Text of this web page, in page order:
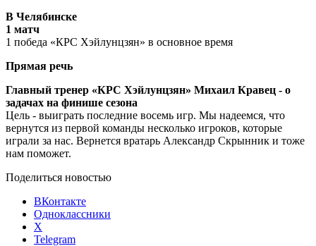
В Челябинске
1 матч
1 победа «КРС Хэйлунцзян» в основное время
Прямая речь
Главный тренер «КРС Хэйлунцзян» Михаил Кравец - о
задачах на финише сезона
Цель - выиграть последние восемь игр. Мы надеемся, что
вернутся из первой команды несколько игроков, которые
играли за нас. Вернется вратарь Александр Скрынник и тоже
нам поможет.
Поделиться новостью
ВКонтакте
Одноклассники
X
Telegram